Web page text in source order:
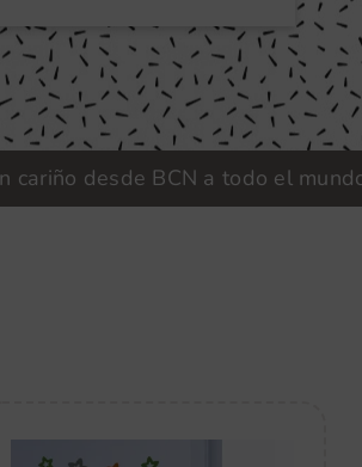
desde BCN a todo el mundo |